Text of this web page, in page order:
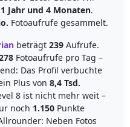
1 Jahr und 4 Monaten.
Fotoaufrufe gesammelt.
beträgt 239 Aufrufe.
Fotoaufrufe pro Tag –
Das Profil verbuchte
Plus von 8,4 Tsd.
8 ist nicht mehr weit –
noch 1.150 Punkte
Neben Fotos